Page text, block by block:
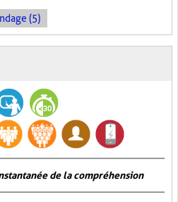
(5)
de la compréhension